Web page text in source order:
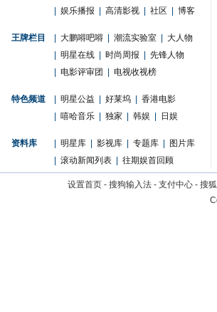
娱乐播报 高清影视 社区 博客
王牌栏目 大鹏嘚吧嘚 潮流实验室
大人物
明星在线 时尚周报
先锋人物
电影评审团 电视收视榜
特色频道 明星公益 好莱坞
香港电影
嘻哈音乐 独家 韩娱 日娱
资料库 明星库 影视库 专题库
图片库
滚动新闻列表 往期娱首回顾
设置首页 - 搜狗输入法 - 支付中心 - 搜